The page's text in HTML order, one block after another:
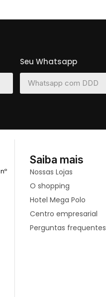
Seu Whatsapp
Saiba mais
Nossas Lojas
O shopping
Hotel Mega Polo
Centro empresarial
Perguntas frequentes